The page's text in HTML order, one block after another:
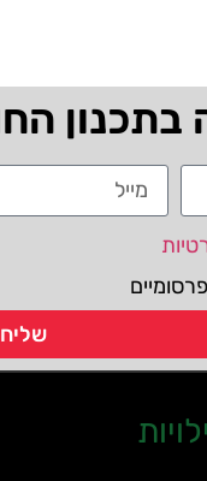
בתכנון